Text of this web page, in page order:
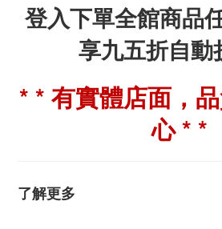
登入下單全館商品
享九五折自動
* * 有實體店面，
心 * *
了解更多